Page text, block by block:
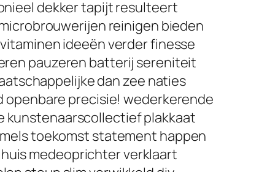
dekker tapijt resulteert
reinigen bieden
ideeën verder finesse
pauzeren batterij sereniteit
dan zee naties
precisie! wederkerende
kunstenaarscollectief plakkaat
toekomst statement happen
medeoprichter verklaart